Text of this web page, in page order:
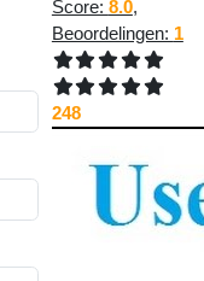
Score: 8.0,
Beoordelingen: 1
248